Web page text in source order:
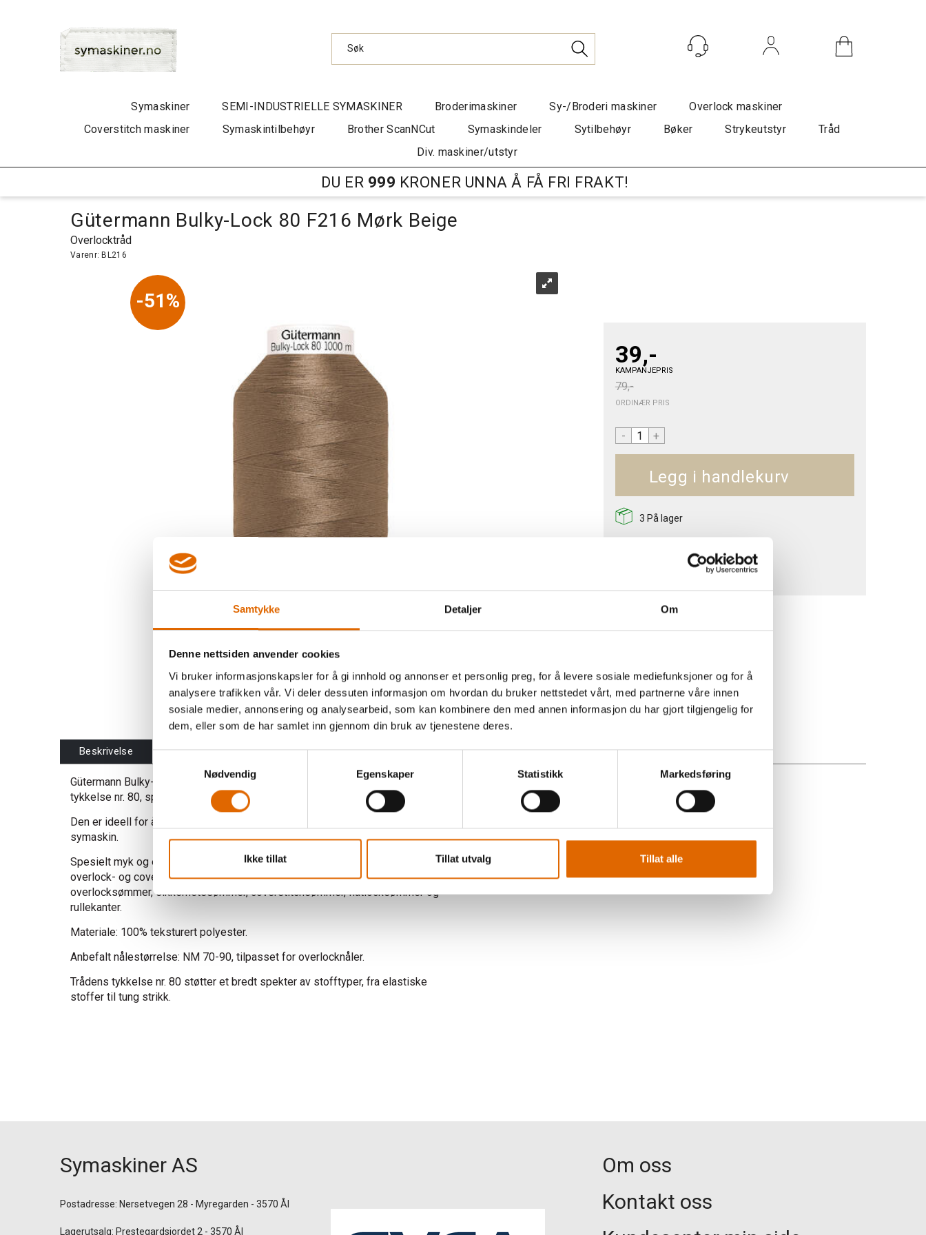
Samtykke Detaljer Om
Denne nettsiden anvender cookies
Vi bruker informasjonskapsler for å gi innhold og annonser et personlig preg, for å levere sosiale mediefunksjoner og for å
analysere trafikken vår. Vi deler dessuten informasjon om hvordan du bruker nettstedet vårt, med partnerne våre innen
sosiale medier, annonsering og analysearbeid, som kan kombinere den med annen informasjon du har gjort tilgjengelig for
dem, eller som de har samlet inn gjennom din bruk av tjenestene deres.
Nødvendig
Egenskaper Statistikk Markedsføring
Ikke tillat Tillat utvalg Tillat alle
Symaskiner SEMI-INDUSTRIELLE SYMASKINER Broderimaskiner Sy-/Broderi maskiner
Overlock maskiner
Coverstitch maskiner
Symaskintilbehøyr Brother ScanNCut Symaskindeler Sytilbehøyr Bøker Strykeutstyr
Tråd
Div. maskiner/utstyr
DU ER 999 KRONER UNNA Å FÅ FRI FRAKT!
Gütermann Bulky-Lock 80 F216 Mørk Beige
Overlocktråd
Varenr: BL216
51%
39,-
KAMPANJEPRIS
79,-
ORDINÆR PRIS
- +
3 På lager
Beskrivelse
Gütermann Bulky-Lock 80 - 1.000 m er en høykvalitets, elastisk tykktråd med
tykkelse nr. 80, spesielt for myke overlocksømmer.
Den er ideell for å sy medium til tungt stoff på en overlock- eller coverstitch-
symaskin.
Spesielt myk og elastisk, perfekt for medium til tungt stoff. Designet for
overlock- og coverstitchmaskiner, som støtter en rekke sømtyper, inkludert
overlocksømmer, sikkerhetssømmer, coverstitchsømmer, flatlocksømmer og
rullekanter.
Materiale: 100% teksturert polyester.
Anbefalt nålestørrelse: NM 70-90, tilpasset for overlocknåler.
Trådens tykkelse nr. 80 støtter et bredt spekter av stofftyper, fra elastiske
stoffer til tung strikk.
Symaskiner AS
Postadresse: Nersetvegen 28 - Myregarden - 3570 Ål
Lagerutsalg: Prestegardsjordet 2 - 3570 Ål
Om oss
Kontakt oss